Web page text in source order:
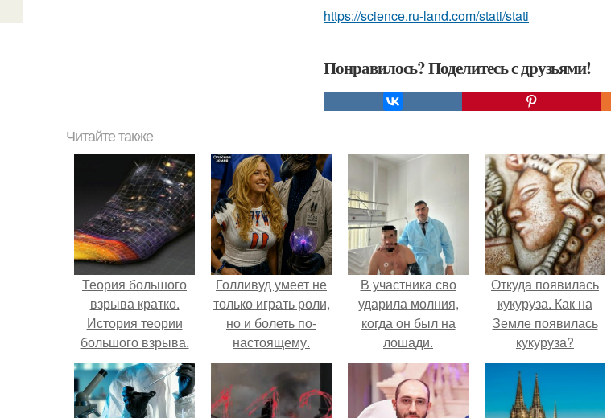
https://science.ru-land.com/stati/stati
Понравилось? Поделитесь с друзьями!
Читайте также
Теория большого
взрыва кратко.
История теории
большого взрыва.
Голливуд умеет не
только играть роли,
но и болеть по-
настоящему.
В участника сво
ударила молния,
когда он был на
лошади.
Откуда появилась
кукуруза. Как на
Земле появилась
кукуруза?